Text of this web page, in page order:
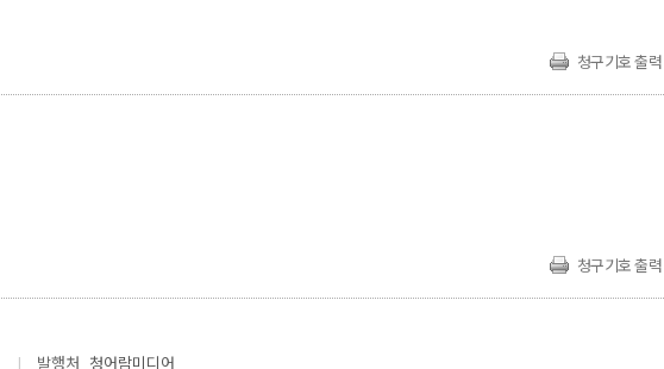
청구기호 출력
청구기호 출력
| 발행처 청어람미디어